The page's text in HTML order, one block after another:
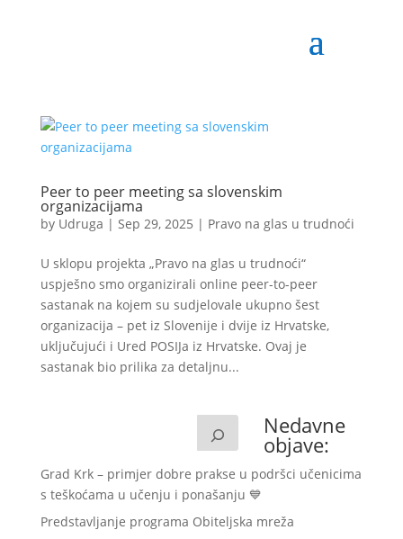
Peer to peer meeting sa slovenskim
organizacijama
by Udruga | Sep 29, 2025 | Pravo na glas u trudnoći
U sklopu projekta „Pravo na glas u trudnoći“
uspješno smo organizirali online peer-to-peer
sastanak na kojem su sudjelovale ukupno šest
organizacija – pet iz Slovenije i dvije iz Hrvatske,
uključujući i Ured POSIJa iz Hrvatske. Ovaj je
sastanak bio prilika za detaljnu...
Nedavne
objave:
Grad Krk – primjer dobre prakse u podršci učenicima
s teškoćama u učenju i ponašanju 💙
Predstavljanje programa Obiteljska mreža